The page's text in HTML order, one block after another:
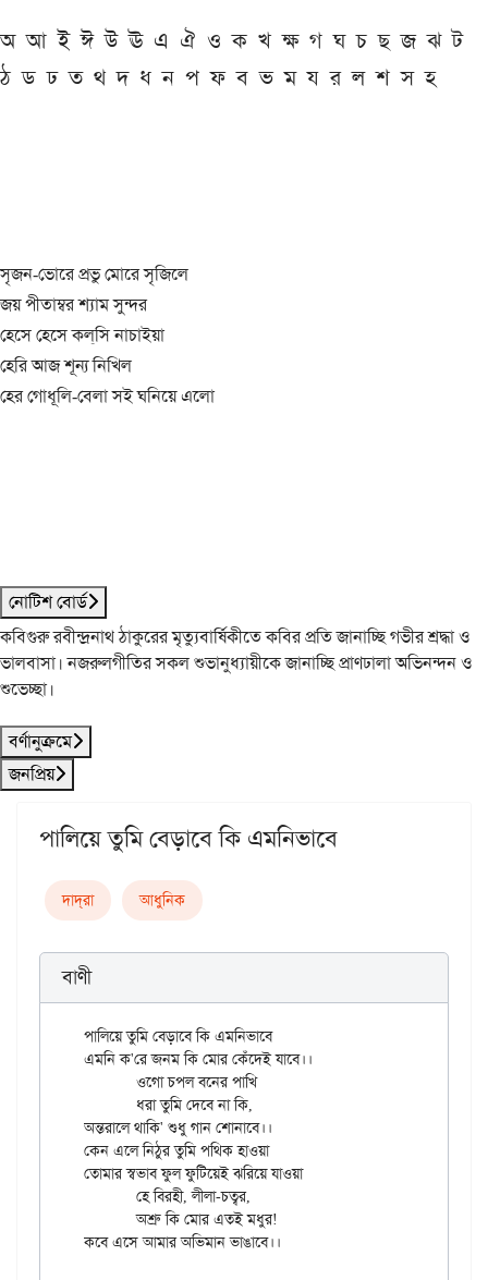
অ আ ই ঈ উ ঊ এ ঐ ও ক খ ক্ষ গ ঘ চ ছ জ ঝ ট
ঠ ড ঢ ত থ দ ধ ন প ফ ব ভ ম য র ল শ স হ
সৃজন-ভোরে প্রভু মোরে সৃজিলে
জয় পীতাম্বর শ্যাম সুন্দর
হেসে হেসে কল্‌সি নাচাইয়া
হেরি আজ শূন্য নিখিল
হের গোধূলি-বেলা সই ঘনিয়ে এলো
নোটিশ বোর্ড
কবিগুরু রবীন্দ্রনাথ ঠাকুরের মৃত্যুবার্ষিকীতে কবির প্রতি জানাচ্ছি গভীর শ্রদ্ধা ও
ভালবাসা। নজরুলগীতির সকল শুভানুধ্যায়ীকে জানাচ্ছি প্রাণঢালা অভিনন্দন ও
শুভেচ্ছা।
বর্ণানুক্রমে
জনপ্রিয়
পালিয়ে তুমি বেড়াবে কি এমনিভাবে
দাদ্‌রা আধুনিক
বাণী
পালিয়ে তুমি বেড়াবে কি এমনিভাবে
এমনি ক'রে জনম কি মোর কেঁদেই যাবে।।
অন্তরালে থাকি' শুধু গান শোনাবে।।
কেন এলে নিঠুর তুমি পথিক হাওয়া
তোমার স্বভাব ফুল ফুটিয়েই ঝরিয়ে যাওয়া
	অশ্রু কি মোর এতই মধুর!